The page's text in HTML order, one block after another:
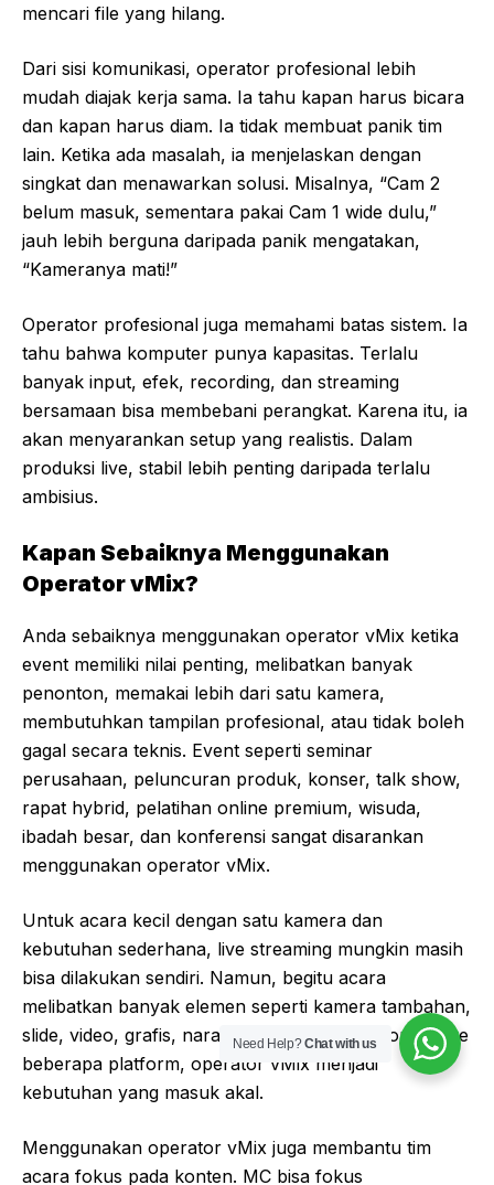
mencari file yang hilang.
Dari sisi komunikasi, operator profesional lebih
mudah diajak kerja sama. Ia tahu kapan harus bicara
dan kapan harus diam. Ia tidak membuat panik tim
lain. Ketika ada masalah, ia menjelaskan dengan
singkat dan menawarkan solusi. Misalnya, “Cam 2
belum masuk, sementara pakai Cam 1 wide dulu,”
jauh lebih berguna daripada panik mengatakan,
“Kameranya mati!”
Operator profesional juga memahami batas sistem. Ia
tahu bahwa komputer punya kapasitas. Terlalu
banyak input, efek, recording, dan streaming
bersamaan bisa membebani perangkat. Karena itu, ia
akan menyarankan setup yang realistis. Dalam
produksi live, stabil lebih penting daripada terlalu
ambisius.
Kapan Sebaiknya Menggunakan
Operator vMix?
Anda sebaiknya menggunakan operator vMix ketika
event memiliki nilai penting, melibatkan banyak
penonton, memakai lebih dari satu kamera,
membutuhkan tampilan profesional, atau tidak boleh
gagal secara teknis. Event seperti seminar
perusahaan, peluncuran produk, konser, talk show,
rapat hybrid, pelatihan online premium, wisuda,
ibadah besar, dan konferensi sangat disarankan
menggunakan operator vMix.
Untuk acara kecil dengan satu kamera dan
kebutuhan sederhana, live streaming mungkin masih
bisa dilakukan sendiri. Namun, begitu acara
melibatkan banyak elemen seperti kamera tambahan,
slide, video, grafis, narasumber online, dan output ke
beberapa platform, operator vMix menjadi
kebutuhan yang masuk akal.
Menggunakan operator vMix juga membantu tim
acara fokus pada konten. MC bisa fokus
Need Help?Chat with us